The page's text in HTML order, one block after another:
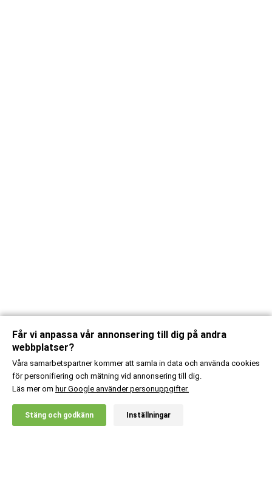
20% RABATT!
X
Får vi anpassa vår annonsering till dig på andra
webbplatser?
Våra samarbetspartner kommer att samla in data och använda cookies
för personifiering och mätning vid annonsering till dig.
Läs mer om hur Google använder personuppgifter.
Stäng och godkänn Inställningar